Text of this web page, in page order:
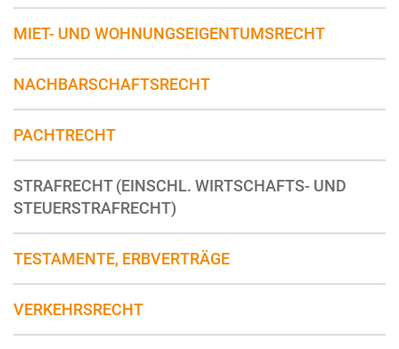
MIET- UND WOHNUNGSEIGENTUMSRECHT
NACHBARSCHAFTSRECHT
PACHTRECHT
STRAFRECHT (EINSCHL. WIRTSCHAFTS- UND
STEUERSTRAFRECHT)
TESTAMENTE, ERBVERTRÄGE
VERKEHRSRECHT